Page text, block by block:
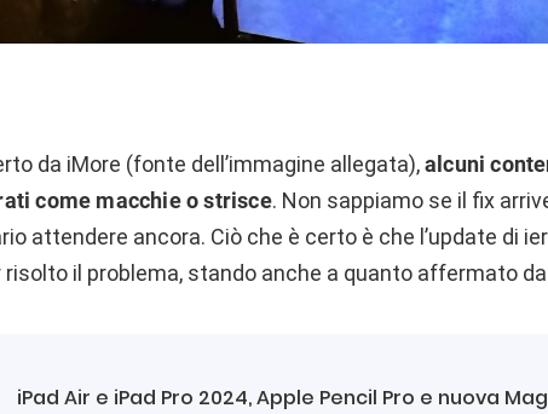
da iMore (fonte dell’immagine allegata),alcuni
come macchie o strisce. Non sappiamo se il fix
attendere ancora. Ciò che è certo è che l’update di
risolto il problema, stando anche a quanto affermato da
iPad Air e iPad Pro 2024, Apple Pencil Pro e nuova